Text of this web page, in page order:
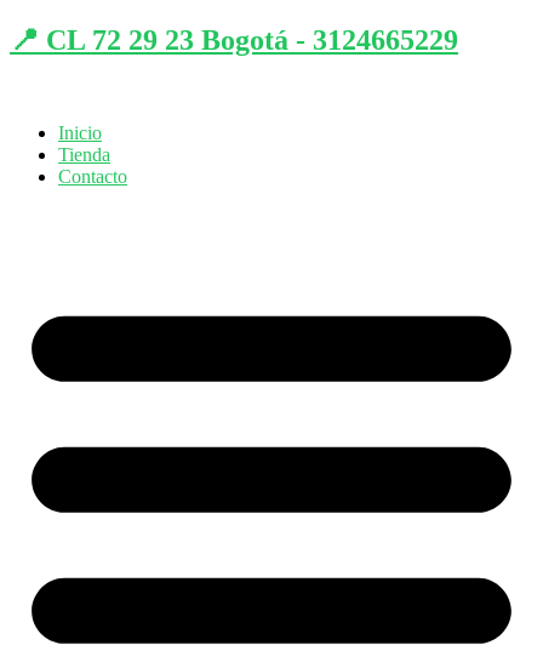
📍 CL 72 29 23 Bogotá - 3124665229
Inicio
Tienda
Contacto